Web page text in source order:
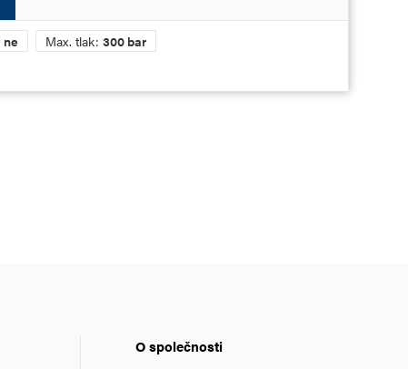
ne Max. tlak:300 bar
O společnosti